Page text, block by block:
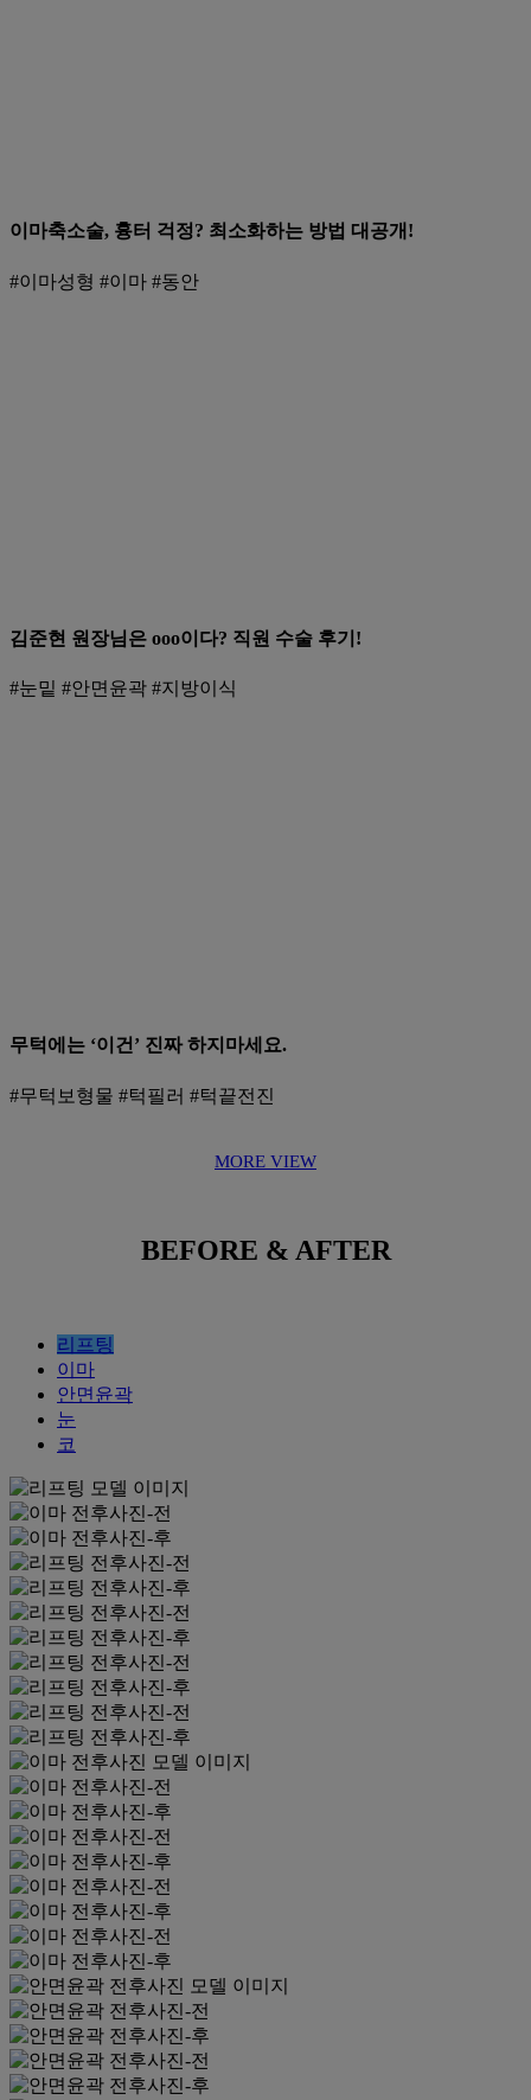
이마축소술, 흉터 걱정? 최소화하는 방법 대공개!
#이마성형 #이마 #동안
김준현 원장님은 ooo이다? 직원 수술 후기!
#눈밑 #안면윤곽 #지방이식
무턱에는 ‘이건’ 진짜 하지마세요.
#무턱보형물 #턱필러 #턱끝전진
MORE VIEW
BEFORE & AFTER
리프팅
이마
안면윤곽
눈
코